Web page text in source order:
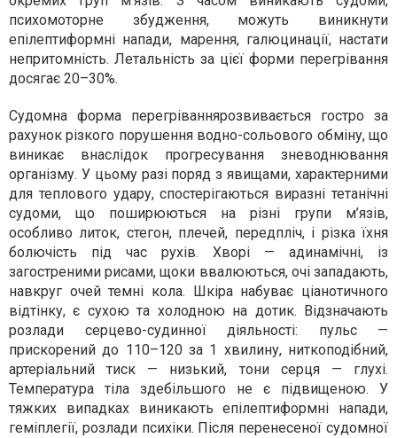
психомоторне збудження, можуть виникнути
епілептиформні напади, марення, галюцинації, настати
непритомність. Летальність за цієї форми перегрівання
досягає 20–30%.
Судомна форма перегріваннярозвивається гостро за
рахунок різкого порушення водно-сольового обміну, що
виникає внаслідок прогресування зневоднювання
організму. У цьому разі поряд з явищами, характерними
для теплового удару, спостерігаються виразні тетанічні
судоми, що поширюються на різні групи м’язів,
особливо литок, стегон, плечей, передпліч, і різка їхня
болючість під час рухів. Хворі — адинамічні, із
загостреними рисами, щоки ввалюються, очі западають,
навкруг очей темні кола. Шкіра набуває ціанотичного
відтінку, є сухою та холодною на дотик. Відзначають
розлади серцево-судинної діяльності: пульс —
прискорений до 110–120 за 1 хвилину, ниткоподібний,
артеріальний тиск — низький, тони серця — глухі.
Температура тіла здебільшого не є підвищеною. У
тяжких випадках виникають епілептиформні напади,
геміплегії, розлади психіки. Після перенесеної судомної